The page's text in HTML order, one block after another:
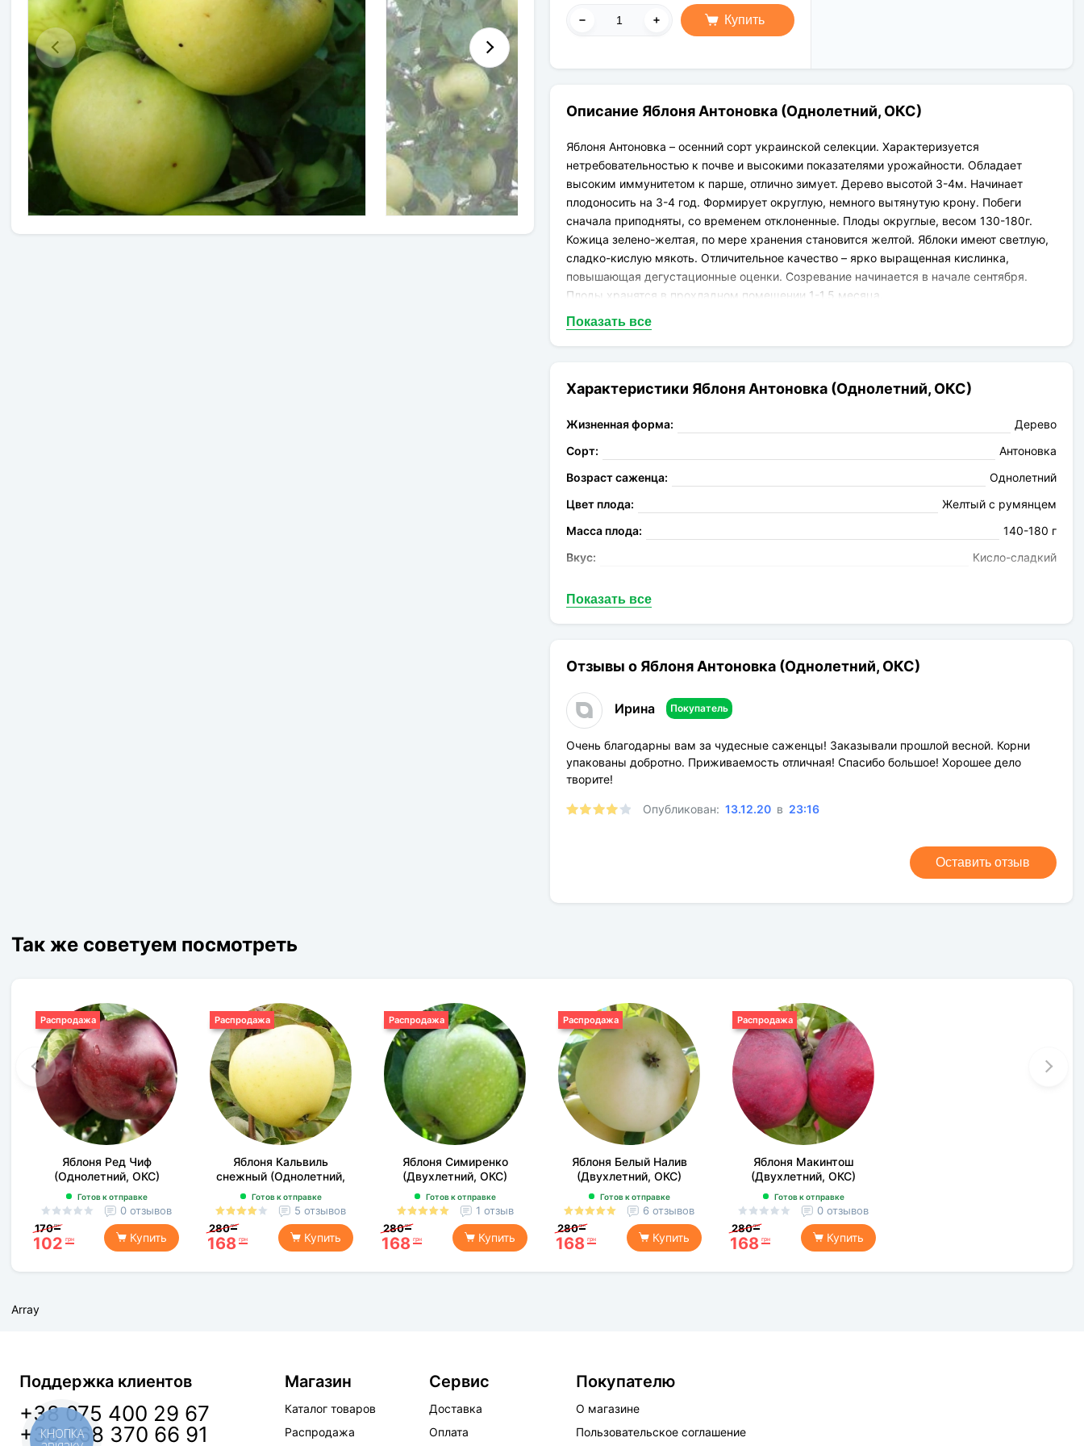
Травы
Овощи (на посадку)
Штамбовые ягодные кусты
Удобрения
Купить
Описание Яблоня Антоновка (Однолетний, ОКС)
Яблоня Антоновка – осенний сорт украинской селекции. Характеризуется
нетребовательностью к почве и высокими показателями урожайности. Обладает
высоким иммунитетом к парше, отлично зимует. Дерево высотой 3-4м. Начинает
плодоносить на 3-4 год. Формирует округлую, немного вытянутую крону. Побеги
сначала приподняты, со временем отклоненные. Плоды округлые, весом 130-180г.
Кожица зелено-желтая, по мере хранения становится желтой. Яблоки имеют светлую,
сладко-кислую мякоть. Отличительное качество – ярко выращенная кислинка,
повышающая дегустационные оценки. Созревание начинается в начале сентября.
Плоды хранятся в прохладном помещении 1-1,5 месяца.
Показать все
Характеристики Яблоня Антоновка (Однолетний, ОКС)
Жизненная форма:
Дерево
Сорт:
Антоновка
Возраст саженца:
Однолетний
Цвет плода:
Желтый с румянцем
Масса плода:
140-180 г
Вкус:
Кисло-сладкий
Опыление:
Род:
Конечная размер:
Расстояние посадки:
Требования к поливу:
Среднее
Солнечный свет:
Солнце
Показать все
Отзывы о Яблоня Антоновка (Однолетний, ОКС)
Ирина Покупатель
Очень благодарны вам за чудесные саженцы! Заказывали прошлой весной. Корни
упакованы добротно. Приживаемость отличная! Спасибо большое! Хорошее дело
творите!
Опубликован: 13.12.20 в 23:16
Оставить отзыв
Так же советуем посмотреть
Яблоня Ред Чиф
(Однолетний, ОКС)
Готов к отправке
0 отзывов
170 грн
102 грн Купить
Распродажа
Яблоня Кальвиль
снежный (Однолетний,
Готов к отправке
5 отзывов
280 грн
168 грн Купить
Распродажа
Яблоня Симиренко
(Двухлетний, ОКС)
Готов к отправке
1 отзыв
280 грн
168 грн Купить
Распродажа
Яблоня Белый Налив
(Двухлетний, ОКС)
Готов к отправке
6 отзывов
280 грн
168 грн Купить
Распродажа
Яблоня Макинтош
(Двухлетний, ОКС)
Готов к отправке
0 отзывов
280 грн
168 грн Купить
Распродажа
Array
Поддержка клиентов
+38 075 400 29 67
+38 068 370 66 91
Магазин
Каталог товаров
Распродажа
Сервис
Доставка
Оплата
Покупателю
О магазине
Пользовательское соглашение
КНОПКА